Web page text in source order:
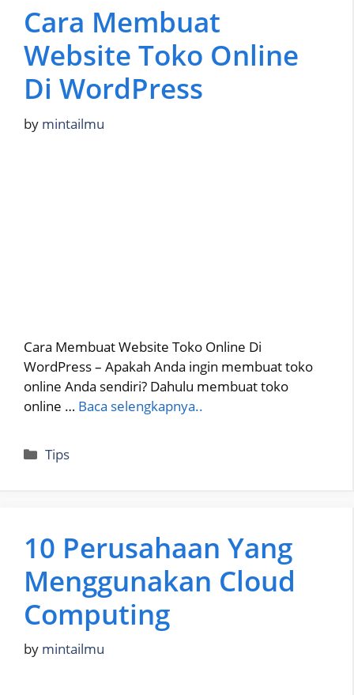
Cara Membuat
Website Toko Online
Di WordPress
by mintailmu
Cara Membuat Website Toko Online Di
WordPress – Apakah Anda ingin membuat toko
online Anda sendiri? Dahulu membuat toko
online … Baca selengkapnya..
Categories
Tips
10 Perusahaan Yang
Menggunakan Cloud
Computing
by mintailmu